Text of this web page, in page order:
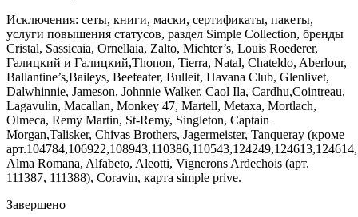
Исключения: сеты, книги, маски, сертификаты, пакеты,
услуги повышения статусов, раздел Simple Collection, бренды
Cristal, Sassicaia, Ornellaia, Zalto, Michter’s, Louis Roederer,
Галицкий и Галицкий,Thonon, Tierra, Natal, Chateldo, Aberlour,
Ballantine’s,Baileys, Beefeater, Bulleit, Havana Club, Glenlivet,
Dalwhinnie, Jameson, Johnnie Walker, Caol Ila, Cardhu,Cointreau,
Lagavulin, Macallan, Monkey 47, Martell, Metaxa, Mortlach,
Olmeca, Remy Martin, St-Remy, Singleton, Captain
Morgan,Talisker, Chivas Brothers, Jagermeister, Tanqueray (кроме
Alma Romana, Alfabeto, Aleotti, Vignerons Ardechois (арт.
111387, 111388), Coravin, карта simple prive.
Завершено